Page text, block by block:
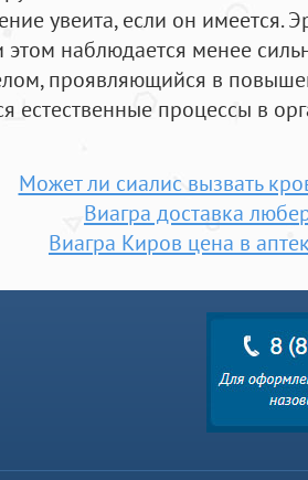
увеита, если он имеется.
этом наблюдается менее
проявляющийся в
естественные процессы в
Может ли сиалис вызвать
Виагра доставка
Виагра Киров цена в